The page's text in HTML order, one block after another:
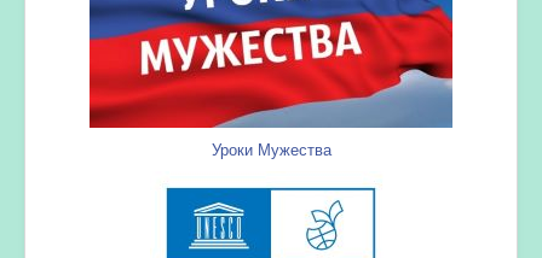
Уроки Мужества